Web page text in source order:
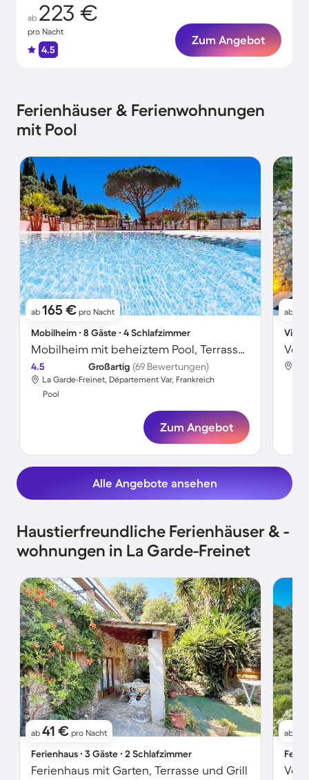
ab 223 €
pro Nacht
4.5
Zum Angebot
Ferienhäuser & Ferienwohnungen
mit Pool
ab 165 € pro Nacht
Mobilheim ∙ 8 Gäste ∙ 4 Schlafzimmer
Mobilheim mit beheiztem Pool, Terrasse und Whirlpool
4.5 Großartig (69 Bewertungen)
La Garde-Freinet, Département Var, Frankreich
Pool
Zum Angebot
ab
Villa
Alle Angebote ansehen
Haustierfreundliche Ferienhäuser & -
wohnungen in La Garde-Freinet
ab 41 € pro Nacht
Ferienhaus ∙ 3 Gäste ∙ 2 Schlafzimmer
Ferienhaus mit Garten, Terrasse und Grill
ab